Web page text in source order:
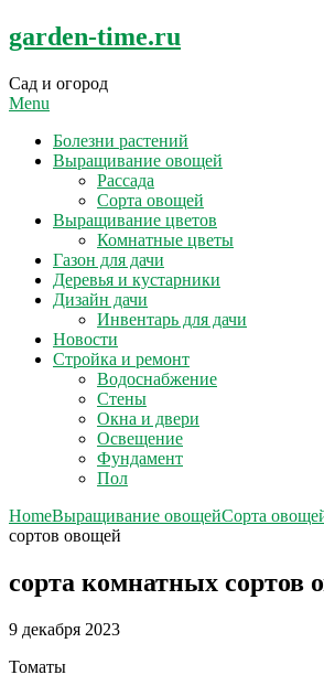
Skip
to
garden-time.ru
Сад и огород
Menu
Болезни растений
Выращивание овощей
Рассада
Сорта овощей
Выращивание цветов
Комнатные цветы
Газон для дачи
Деревья и кустарники
Дизайн дачи
Инвентарь для дачи
Новости
Стройка и ремонт
Водоснабжение
Стены
Окна и двери
Освещение
Фундамент
Пол
HomeВыращивание овощейСорта
сортов овощей
сорта комнатных сортов
9 декабря 2023
Томаты